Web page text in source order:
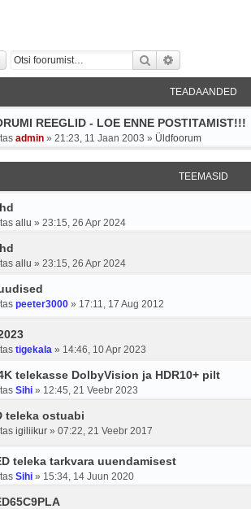
Otsi
TEADAANDED
REEGLID - LOE ENNE POSTITAMIST!!!
admin » 21:23, 11 Jaan 2003 » Üldfoorum
TEEMASID
allu » 23:15, 26 Apr 2024
allu » 23:15, 26 Apr 2024
peeter3000 » 17:11, 17 Aug 2012
tigekala » 14:46, 10 Apr 2023
telekasse DolbyVision ja HDR10+ pilt
Sihi » 12:45, 21 Veebr 2023
teleka ostuabi
igiliikur » 07:22, 21 Veebr 2017
teleka tarkvara uuendamisest
Sihi » 15:34, 14 Juun 2020